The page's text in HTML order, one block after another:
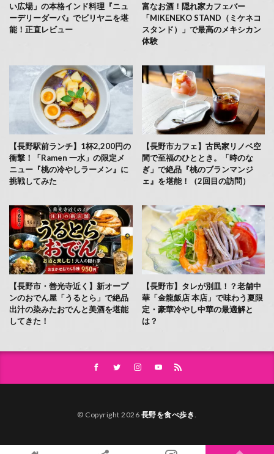
い広場」の本格インド料理『ニュ
ーデリーダーバ』でビリヤニを堪
能！正直レビュー
富なお酒！隠れ家カフェバー
「MIKENEKO STAND（ミケネコ
スタンド）」で最高のメキシカン
体験
【長野駅前ランチ】1杯2,200円の
衝撃！「Ramen 一水」の限定メ
ニュー『桃の冷やしラーメン』に
挑戦してみた
【長野市カフェ】古民家リノベ空
間で至福のひととき。「時のな
ぎ」で絶品『桃のブランマンジ
ェ』を堪能！（2回目の訪問）
【長野市・善光寺近く】新オープ
ンのおでん屋「うるとら」で絶品
出汁の染みたおでんと美酒を堪能
してきた！
【長野市】タレが別皿！？老舗中
華「金龍飯店 本店」で味わう夏限
定・豪華冷やし中華の最適解と
は？
© Copyright 2026 長野を食べ歩き.